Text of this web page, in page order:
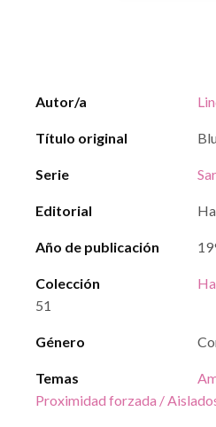
Autor/a
Título original
Serie
Editorial
Año de publicación
Colección
51
Género
Temas
Proximidad forzada /